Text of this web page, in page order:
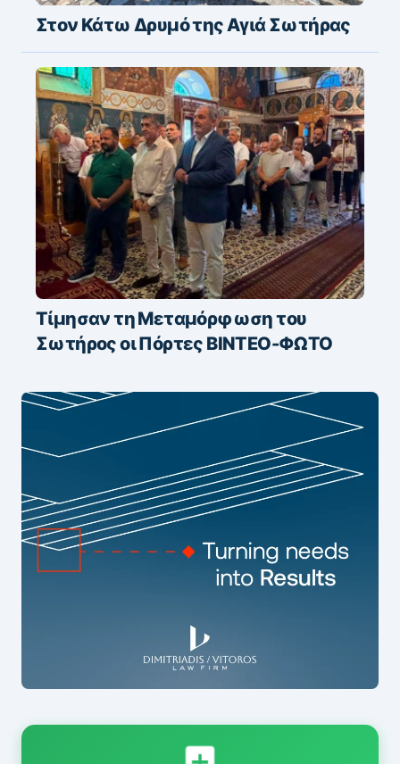
Στον Κάτω Δρυμό της Αγιά Σωτήρας
Τίμησαν τη Μεταμόρφωση του
Σωτήρος οι Πόρτες ΒΙΝΤΕΟ-ΦΩΤΟ